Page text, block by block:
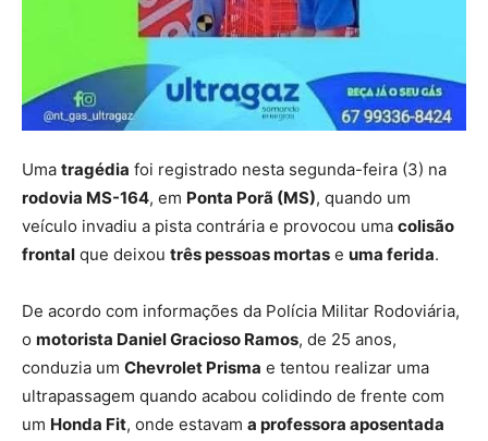
Uma tragédia foi registrado nesta segunda-feira (3) na
rodovia MS-164, em Ponta Porã (MS), quando um
veículo invadiu a pista contrária e provocou uma colisão
frontal que deixou três pessoas mortas e uma ferida.
De acordo com informações da Polícia Militar Rodoviária,
o motorista Daniel Gracioso Ramos, de 25 anos,
conduzia um Chevrolet Prisma e tentou realizar uma
ultrapassagem quando acabou colidindo de frente com
um Honda Fit, onde estavam a professora aposentada